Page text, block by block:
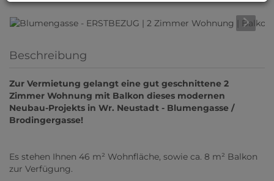
Beschreibung
Zur Vermietung gelangt eine gut geschnittene 2
Zimmer Wohnung mit Balkon dieses modernen
Neubau-Projekts in Wr. Neustadt - Blumengasse /
Brodingergasse!
Es stehen Ihnen 46 m² Wohnfläche, sowie ca. 8 m² Balkon
zur Verfügung.